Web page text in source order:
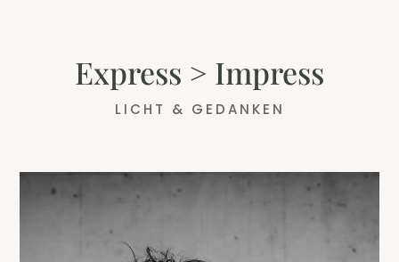
Express > Impress
LICHT & GEDANKEN